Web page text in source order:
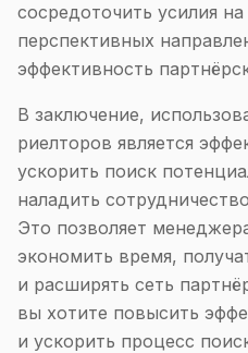
сосредоточить усилия
перспективных
эффективность
В заключение,
риелторов является
ускорить поиск
наладить
Это позволяет
экономить время,
и расширять сеть
вы хотите повысить
и ускорить процесс